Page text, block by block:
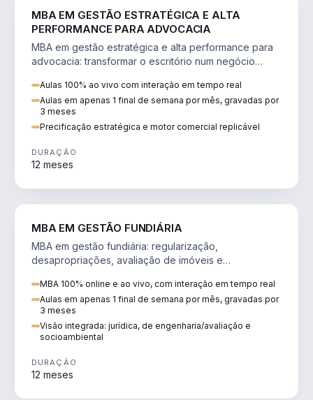
MBA EM GESTÃO ESTRATÉGICA E ALTA
PERFORMANCE PARA ADVOCACIA
MBA em gestão estratégica e alta performance para
advocacia: transformar o escritório num negócio
Aulas 100% ao vivo com interação em tempo real
Aulas em apenas 1 final de semana por mês, gravadas por
3 meses
Precificação estratégica e motor comercial replicável
DURAÇÃO
12 meses
MBA EM GESTÃO FUNDIÁRIA
MBA em gestão fundiária: regularização,
desapropriações, avaliação de imóveis e
MBA 100% online e ao vivo, com interação em tempo real
Aulas em apenas 1 final de semana por mês, gravadas por
3 meses
Visão integrada: jurídica, de engenharia/avaliação e
socioambiental
DURAÇÃO
12 meses